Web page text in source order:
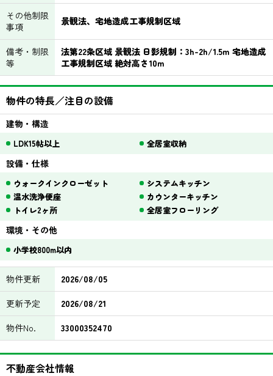
その他制限
事項
景観法、宅地造成工事規制区域
備考・制限
等
法第22条区域 景観法 日影規制：3h-2h/1.5m 宅地造成
工事規制区域 絶対高さ10m
物件の特長／注目の設備
建物・構造
LDK15帖以上 全居室収納
設備・仕様
ウォークインクローゼット
システムキッチン
温水洗浄便座
カウンターキッチン
トイレ2ヶ所
全居室フローリング
環境・その他
小学校800m以内
物件更新
2026/08/05
更新予定
2026/08/21
物件No.
33000352470
不動産会社情報